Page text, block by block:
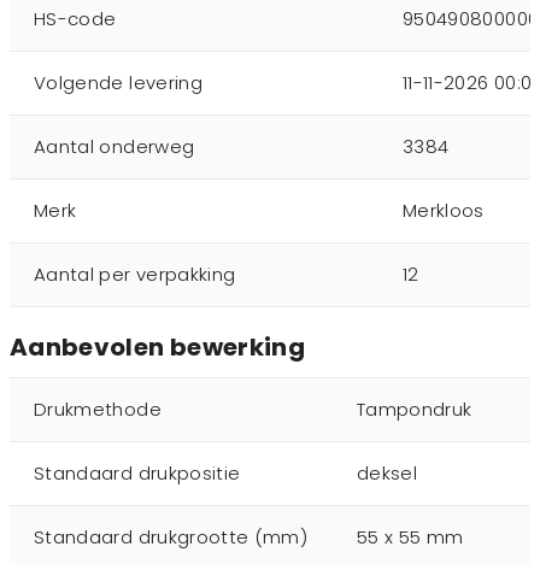
HS-code
Volgende levering 11-11-2026
Aantal onderweg 3384
Merk Merkloos
Aantal per verpakking 12
Aanbevolen bewerking
Drukmethode Tampondruk
Standaard drukpositie deksel
Standaard drukgrootte (mm) 55 x 55 mm